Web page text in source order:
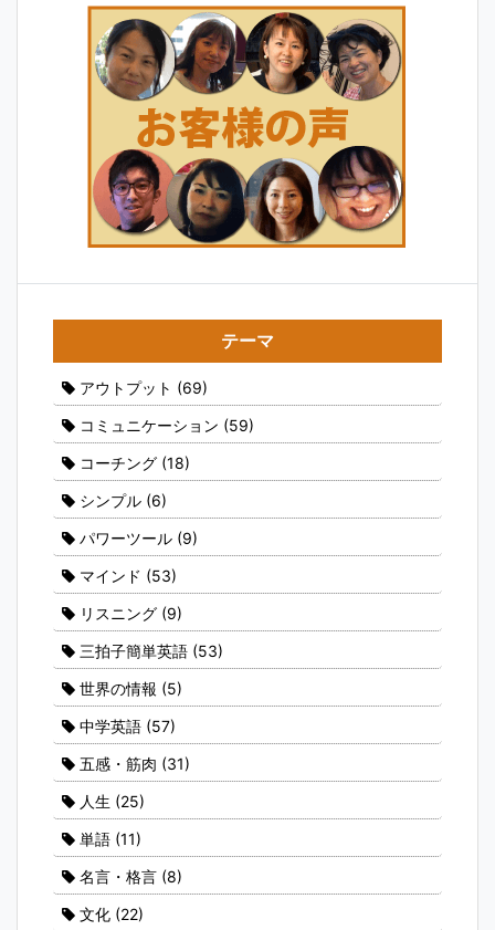
テーマ
アウトプット (69)
コミュニケーション (59)
コーチング (18)
シンプル (6)
パワーツール (9)
マインド (53)
リスニング (9)
三拍子簡単英語 (53)
世界の情報 (5)
中学英語 (57)
五感・筋肉 (31)
人生 (25)
単語 (11)
名言・格言 (8)
文化 (22)